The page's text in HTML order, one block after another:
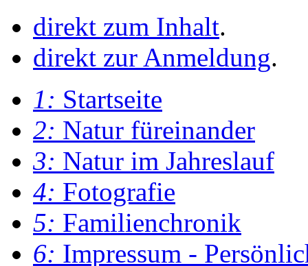
direkt zum Inhalt.
direkt zur Anmeldung.
1: Startseite
2: Natur füreinander
3: Natur im Jahreslauf
4: Fotografie
5: Familienchronik
6: Impressum -